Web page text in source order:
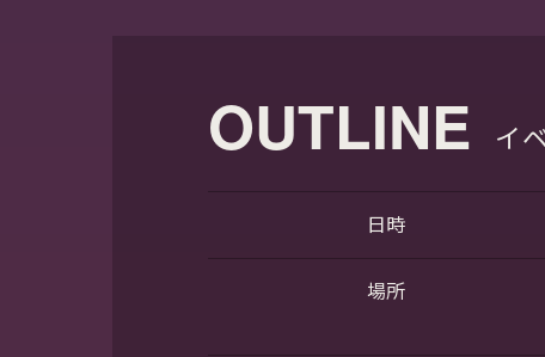
OUTLINE イ
日時
場所